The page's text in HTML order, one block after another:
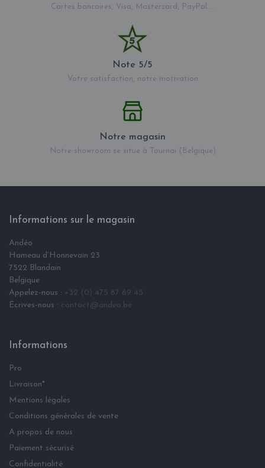
Cartes bancaires, Visa, Mastercard, PayPal ...
Note 5/5
Votre satisfaction, notre motivation
Notre magasin
Notre showroom se situe à Tournai (Belgique)
Informations sur le magasin
Andéo
Hameau d‘Honnevain 23
7522 Blandain
Belgique
Appelez-nous : +32 (0) 475 87 69 45
Écrives-nous : contact@andeo.be
Informations
Pro
Livraison*
Mentions légales
Conditions générales de vente
A propos de nous
Paiement sécurisé
Confidentialité